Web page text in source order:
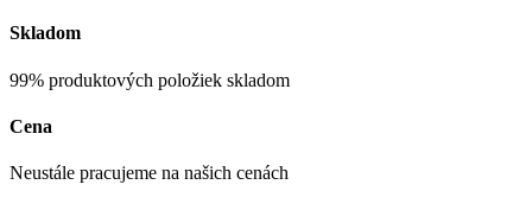
Skladom
99% produktových položiek skladom
Cena
Neustále pracujeme na našich cenách